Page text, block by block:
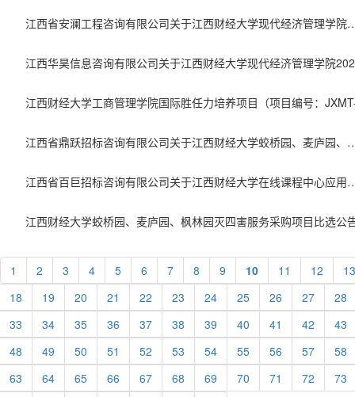
江西省安澜工程咨询有限公司关于江西财经大学现代经济管理学院豆芽
江西省鼎跃招标咨询有限公司关于江西财经大学蛟桥园、麦庐园
江西省百巨招标咨询有限公司关于江西财经大学在线课程
江西财经大学蛟桥园、麦庐园、枫林园灭四害服务采购项目比选公
1 2 3 4 5 6 7 8 9 10 11 12
13
18
19 20 21 22 23 24 25 26 27
28
33
34 35 36 37 38 39 40 41 42
43
48
49 50 51 52 53 54 55 56 57
58
63
64 65 66 67 68 69 70 71 72 73